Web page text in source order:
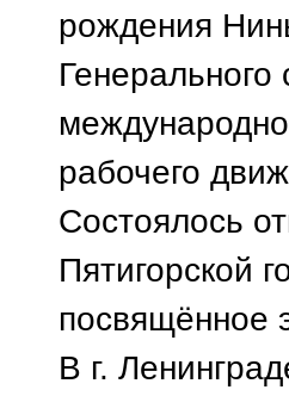
рождения
рабочего
Состоялось
Пятигорской
посвящённое
В г.